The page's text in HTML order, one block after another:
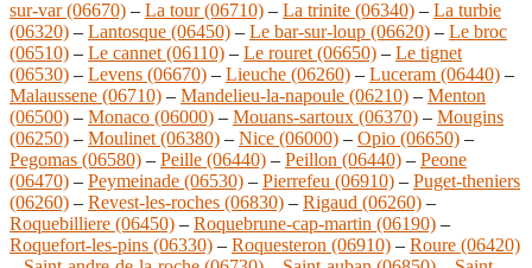
sur-var (06670) – La tour (06710) – La trinite (06340) – La turbie
(06320) – Lantosque (06450) – Le bar-sur-loup (06620) – Le broc
(06510) – Le cannet (06110) – Le rouret (06650) – Le tignet
(06530) – Levens (06670) – Lieuche (06260) – Luceram (06440) –
Malaussene (06710) – Mandelieu-la-napoule (06210) – Menton
(06500) – Monaco (06000) – Mouans-sartoux (06370) – Mougins
(06250) – Moulinet (06380) – Nice (06000) – Opio (06650) –
Pegomas (06580) – Peille (06440) – Peillon (06440) – Peone
(06470) – Peymeinade (06530) – Pierrefeu (06910) – Puget-theniers
(06260) – Revest-les-roches (06830) – Rigaud (06260) –
Roquebilliere (06450) – Roquebrune-cap-martin (06190) –
Roquefort-les-pins (06330) – Roquesteron (06910) – Roure (06420)